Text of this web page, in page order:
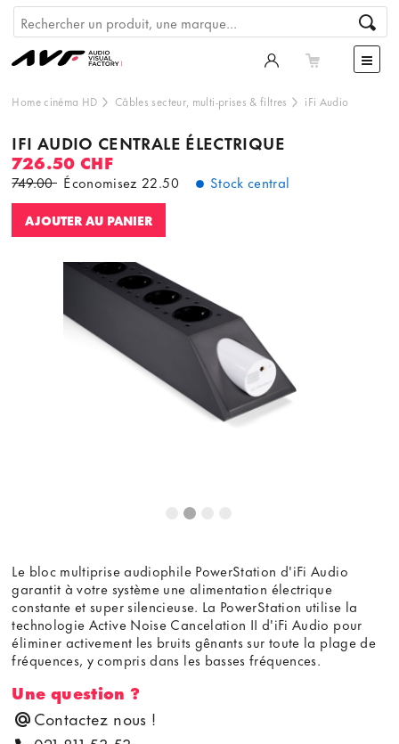
Home cinéma HD Câbles secteur, multi-prises & filtres iFi Audio
IFI AUDIO CENTRALE ÉLECTRIQUE
726.50 CHF
749.00 Économisez22.50 Stock central
AJOUTER AU PANIER
Le bloc multiprise audiophile PowerStation d'iFi Audio
garantit à votre système une alimentation électrique
constante et super silencieuse. La PowerStation utilise la
technologie Active Noise Cancelation II d'iFi Audio pour
éliminer activement les bruits gênants sur toute la plage de
fréquences, y compris dans les basses fréquences.
Une question ?
Contactez nous !